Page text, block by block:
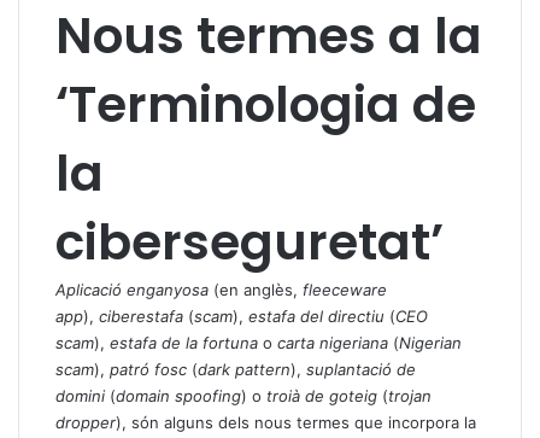
Nous termes a la
‘Terminologia de
la
ciberseguretat’
Aplicació enganyosa (en anglès, fleeceware
app), ciberestafa (scam), estafa del directiu (CEO
scam), estafa de la fortuna o carta nigeriana (Nigerian
scam), patró fosc (dark pattern), suplantació de
domini (domain spoofing) o troià de goteig (trojan
dropper), són alguns dels nous termes que incorpora la